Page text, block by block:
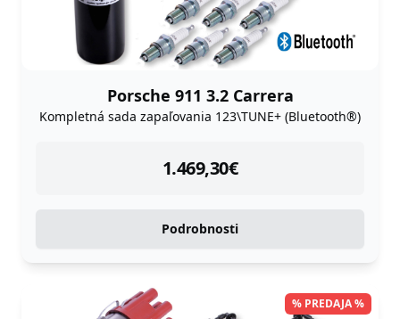
Porsche 911 3.2 Carrera
Kompletná sada zapaľovania 123\TUNE+ (Bluetooth®)
1.469,30€
instock
Podrobnosti
% PREDAJA %